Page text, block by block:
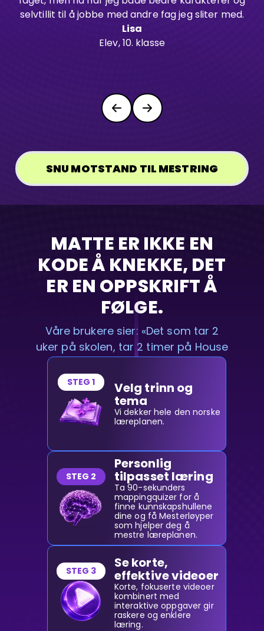
selvtillit til å jobbe med andre fag jeg sliter med.
Lisa
Elev, 10. klasse
SNU MOTSTAND TIL MESTRING
MATTE ER IKKE EN
KODE Å KNEKKE, DET
ER EN OPPSKRIFT Å
FØLGE.
Våre brukere sier: «Det som tar 2
uker på skolen, tar 2 timer på House
STEG 1 Velg trinn og
tema
Vi dekker hele den norske
læreplanen.
STEG 2
Personlig
tilpasset læring
Ta 90-sekunders
mappingquizer for å
finne kunnskapshullene
dine og få Mesterløyper
som hjelper deg å
mestre læreplanen.
STEG 3
Se korte,
effektive videoer
Korte, fokuserte videoer
kombinert med
interaktive oppgaver gir
raskere og enklere
læring.